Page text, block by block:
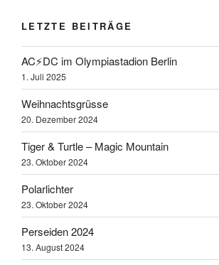
LETZTE BEITRÄGE
AC⚡️DC im Olympiastadion Berlin
1. Juli 2025
Weihnachtsgrüsse
20. Dezember 2024
Tiger & Turtle – Magic Mountain
23. Oktober 2024
Polarlichter
23. Oktober 2024
Perseiden 2024
13. August 2024